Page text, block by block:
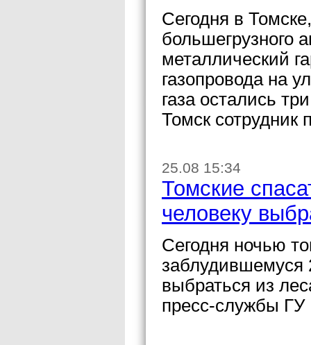
Сегодня в
большегрузного
металлический
газопровода на
газа остались
Томск сотрудник
25.08 15:34
Томские
человеку
Сегодня ночью
заблудившемуся
выбраться из
пресс-службы